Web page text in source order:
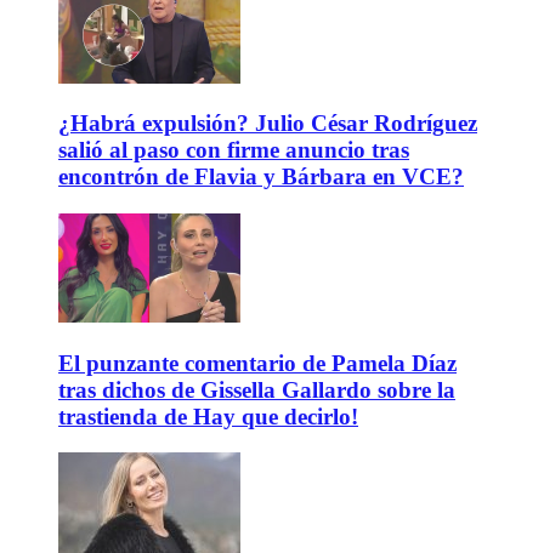
¿Habrá expulsión? Julio César Rodríguez
salió al paso con firme anuncio tras
encontrón de Flavia y Bárbara en VCE?
El punzante comentario de Pamela Díaz
tras dichos de Gissella Gallardo sobre la
trastienda de Hay que decirlo!